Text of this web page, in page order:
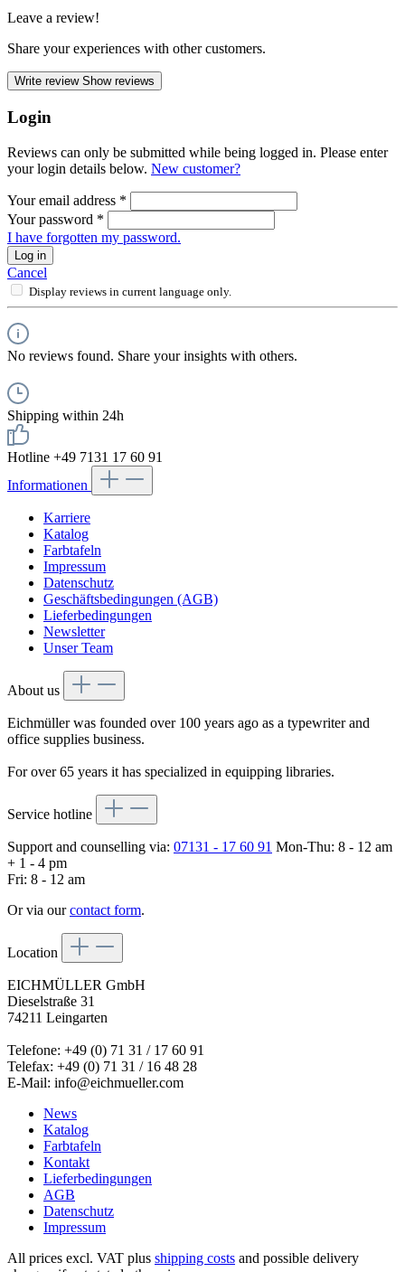
Leave a review!
Share your experiences with other customers.
Write review Show reviews
Login
Reviews can only be submitted while being logged in. Please enter
your login details below. New customer?
Your email address *
Your password *
I have forgotten my password.
Log in
Cancel
Display reviews in current language only.
No reviews found. Share your insights with others.
Shipping within 24h
Hotline +49 7131 17 60 91
Informationen
Karriere
Katalog
Farbtafeln
Impressum
Datenschutz
Geschäftsbedingungen (AGB)
Lieferbedingungen
Newsletter
Unser Team
About us
Eichmüller was founded over 100 years ago as a typewriter and
office supplies business.
For over 65 years it has specialized in equipping libraries.
Service hotline
Support and counselling via: 07131 - 17 60 91 Mon-Thu: 8 - 12 am
+ 1 - 4 pm
Fri: 8 - 12 am
Or via ourcontact form.
Location
EICHMÜLLER GmbH
Dieselstraße 31
74211 Leingarten
Telefone: +49 (0) 71 31 / 17 60 91
Telefax: +49 (0) 71 31 / 16 48 28
E-Mail: info@eichmueller.com
News
Katalog
Farbtafeln
Kontakt
Lieferbedingungen
AGB
Datenschutz
Impressum
All prices excl. VAT plus shipping costs and possible delivery